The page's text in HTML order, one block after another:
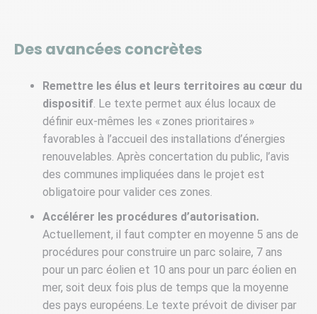
Des avancées concrètes
Remettre les élus et leurs territoires au cœur du
dispositif. Le texte permet aux élus locaux de
définir eux-mêmes les « zones prioritaires »
favorables à l’accueil des installations d’énergies
renouvelables. Après concertation du public, l’avis
des communes impliquées dans le projet est
obligatoire pour valider ces zones.
Accélérer les procédures d’autorisation.
Actuellement, il faut compter en moyenne 5 ans de
procédures pour construire un parc solaire, 7 ans
pour un parc éolien et 10 ans pour un parc éolien en
mer, soit deux fois plus de temps que la moyenne
des pays européens. Le texte prévoit de diviser par